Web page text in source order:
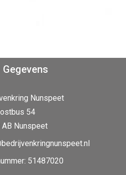
Gegevens
Nunspeet
54
Nunspeet
51487020